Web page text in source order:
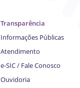
Transparência
Informações Públicas
Atendimento
e-SIC / Fale Conosco
Ouvidoria